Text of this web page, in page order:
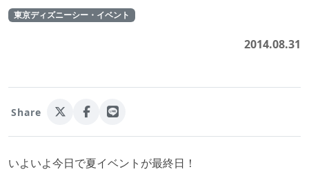
東京ディズニーシー・イベント
2014.08.31
Share
いよいよ今日で夏イベントが最終日！